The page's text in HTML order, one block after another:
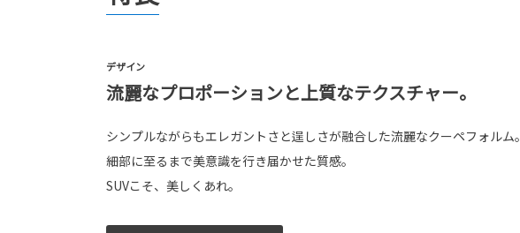
デザイン
流麗なプロポーションと上質なテクスチャー。
シンプルながらもエレガントさと逞しさが融合した流麗なクーペフォルム。
細部に至るまで美意識を行き届かせた質感。
SUVこそ、美しくあれ。